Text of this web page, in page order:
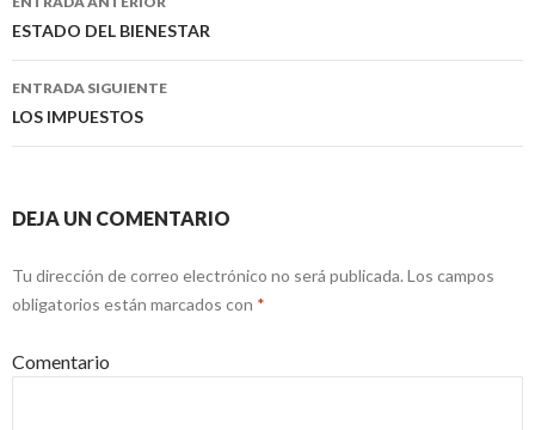
Navegación
de
entradas
ESTADO DEL BIENESTAR
ENTRADA SIGUIENTE
LOS IMPUESTOS
DEJA UN COMENTARIO
Tu dirección de correo electrónico no será publicada. Los campos
obligatorios están marcados con *
Comentario